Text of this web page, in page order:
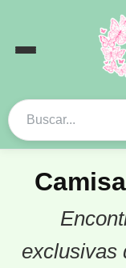
exclusivas